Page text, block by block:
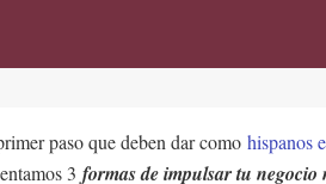
paso que deben dar como hispanos
3 formas de impulsar tu